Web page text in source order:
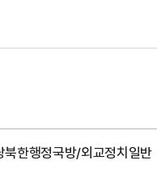
북한행정국방/외교정치일반